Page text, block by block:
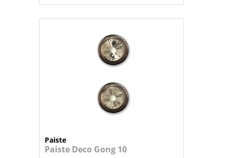
Paiste
Paiste Deco Gong 10